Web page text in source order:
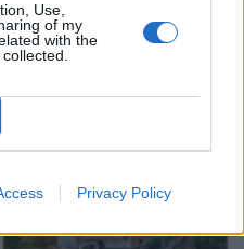
Use,
of my
with the
Privacy Policy